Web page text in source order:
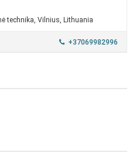
technika, Vilnius, Lithuania
+37069982996